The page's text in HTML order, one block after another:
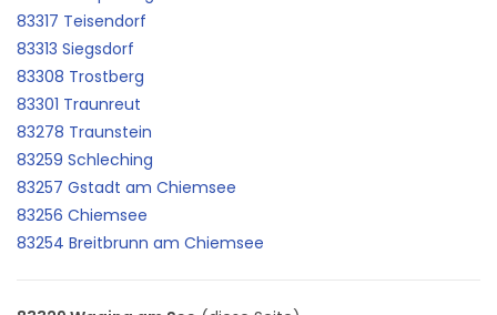
83317 Teisendorf
83313 Siegsdorf
83308 Trostberg
83301 Traunreut
83278 Traunstein
83259 Schleching
83257 Gstadt am Chiemsee
83256 Chiemsee
83254 Breitbrunn am Chiemsee